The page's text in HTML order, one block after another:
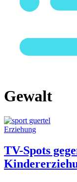
Gewalt
Erziehung
TV-Spots